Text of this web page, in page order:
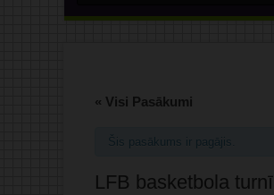
« Visi Pasākumi
Šis pasākums ir pagājis.
LFB basketbola